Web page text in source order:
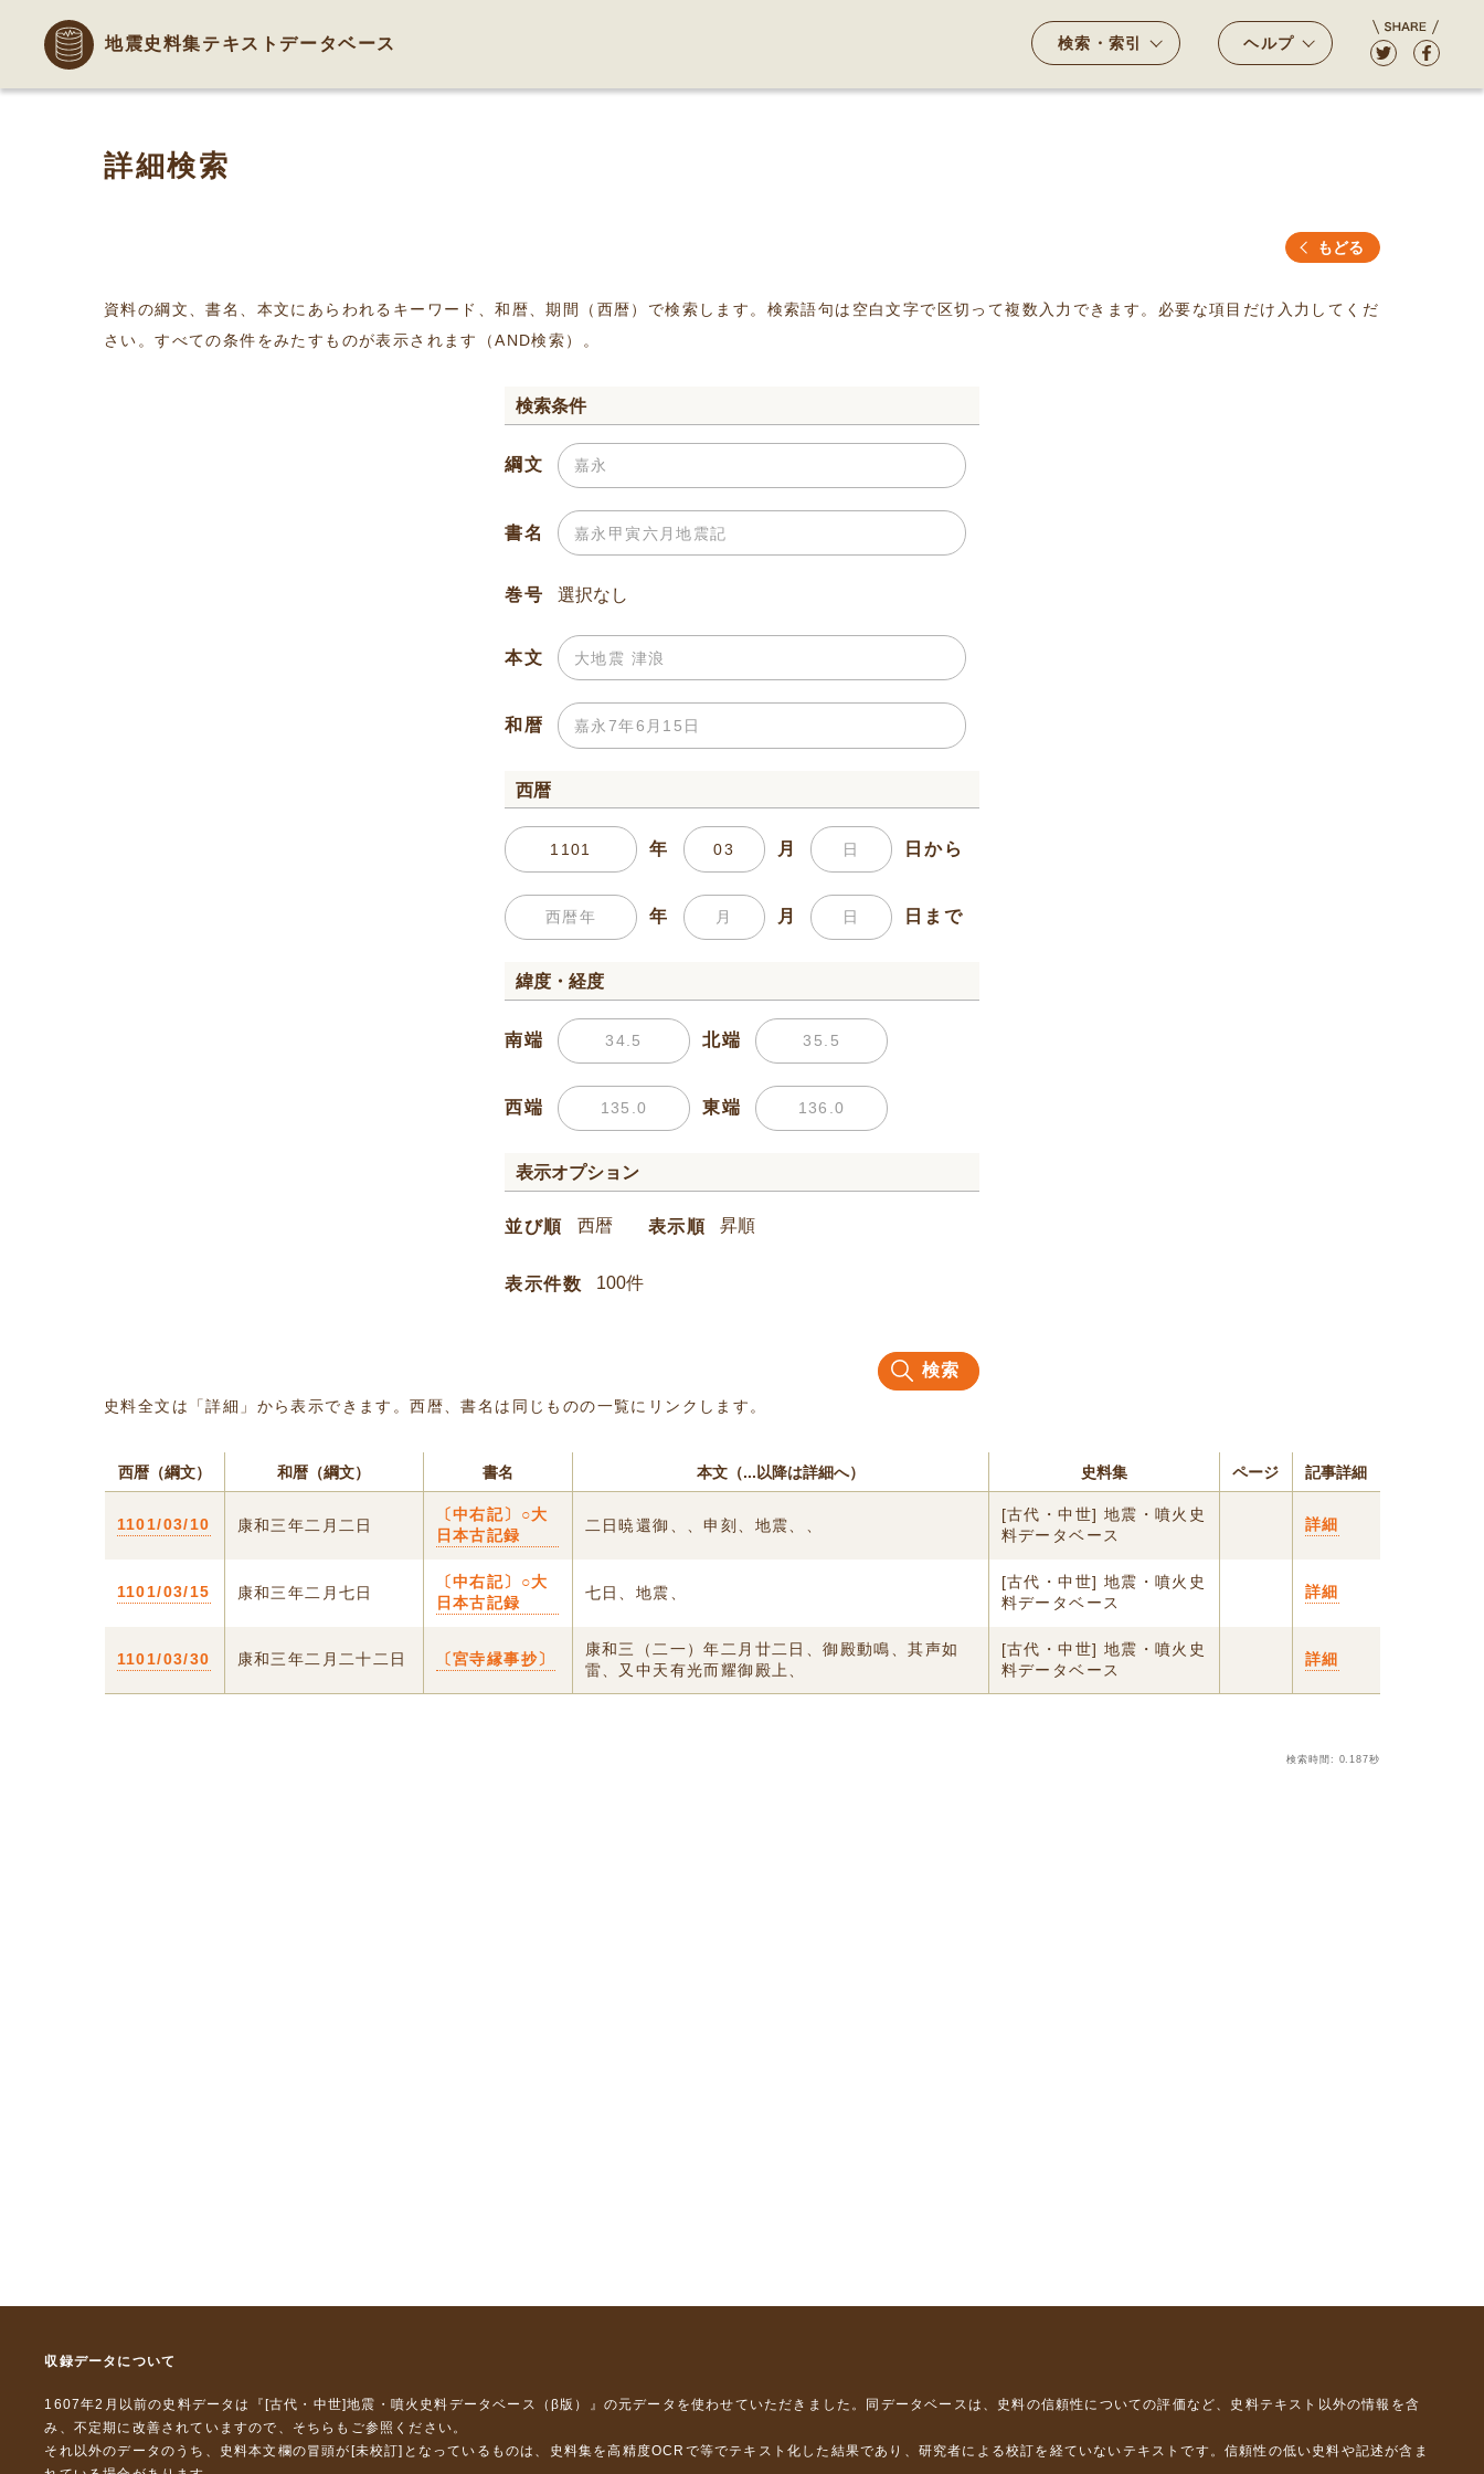
地震史料集テキストデータベース 検索・索引 ヘルプ
詳細検索
もどる
資料の綱文、書名、本文にあらわれるキーワード、和暦、期間（西暦）で検索します。検索語句は空白文字で区切って複数入力できます。必要な項目だけ入力してくだ
さい。すべての条件をみたすものが表示されます（AND検索）。
検索条件
綱文
書名
巻号
本文
和暦
西暦
年 月 日から
年 月 日まで
緯度・経度
南端 北端
西端 東端
表示オプション
並び順 表示順
表示件数
検索
史料全文は「詳細」から表示できます。西暦、書名は同じものの一覧にリンクします。
西暦（綱文） 和暦（綱文） 書名 本文（...以降は詳細へ） 史料集 ページ 記事詳細
1101/03/10 康和三年二月二日
〔中右記〕○大
日本古記録
二日暁還御、、申刻、地震、、
[古代・中世] 地震・噴火史
料データベース
詳細
1101/03/15 康和三年二月七日
〔中右記〕○大
日本古記録
七日、地震、
[古代・中世] 地震・噴火史
料データベース
詳細
1101/03/30 康和三年二月二十二日 〔宮寺縁事抄〕
康和三（二一）年二月廿二日、御殿動鳴、其声如
雷、又中天有光而耀御殿上、
[古代・中世] 地震・噴火史
料データベース
詳細
検索時間: 0.187秒
収録データについて
1607年2月以前の史料データは『 [古代・中世]地震・噴火史料データベース（β版）』 の元データを使わせていただきました。同データベースは、史料の信頼性についての評価など、史料テキスト以外の情報を含
み、不定期に改善されていますので、 そちら もご参照ください。
それ以外のデータのうち、史料本文欄の冒頭が[未校訂]となっているものは、史料集を高精度OCRで等でテキスト化した結果であり、研究者による校訂を経ていないテキストです。信頼性の低い史料や記述が含ま